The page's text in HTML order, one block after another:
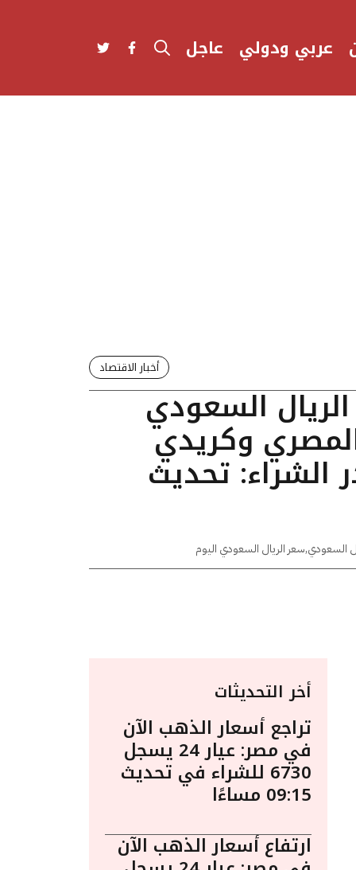
عربي ودولي عاجل
أخبار الاقتصاد
السعودي
وكريدي
الشراء: تحديث
السعودي,سعر الريال السعودي اليوم
أخر التحديثات
تراجع أسعار الذهب الآن
في مصر: عيار 24 يسجل
6730 للشراء في تحديث
09:15 مساءًا
ارتفاع أسعار الذهب الآن